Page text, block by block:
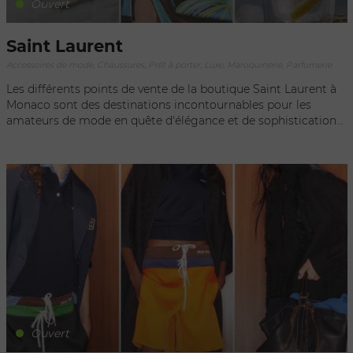
Ouvert
Saint Laurent
Accessoires de mode, Chaussures, Prêt à porter, Luxe, Maroquinerie, Parfumerie
Les différents points de vente de la boutique Saint Laurent à
Monaco sont des destinations incontournables pour les
amateurs de mode en quête d'élégance et de sophistication
de shopping exclusive et raffinée. Dès que l'on entre dans
l'une de ces adresses, on est immédiatement captivé par
l'atmosphère chic et luxueuse qui y règne. Les intérieurs
soignés, les matériaux haut de gamme et les détails
minutieux mettent en valeur les créations iconiques de la
maison Saint Laurent. Chaque point de vente de Saint
Laurent à Monaco propose une sélection complète de
vêtements, d'accessoires et de maroquinerie, reflétant
l'esthétique distinctive et le savoir-faire artisanal de la
marque. Des pièces emblématiques telles que les sacs Kate,
les blazers Le Smoking ou les bottines Wyatt, aux collections
de prêt-à-porter pour hommes et femmes, chaque création
Ouvert